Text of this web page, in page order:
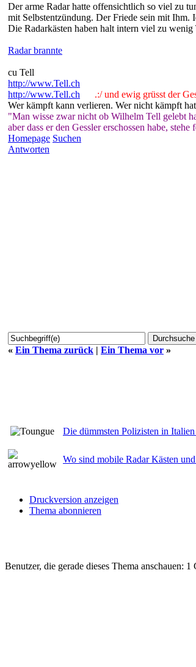
Der arme Radar hatte offensichtlich so viel zu
mit Selbstentzündung. Der Friede sein mit Ihm.
Die Radarkästen haben halt intern viel zu
Radar brannte
cu Tell
http://www.Tell.ch
http://www.Tell.ch
.:/ und ewig grüsst der
Wer kämpft kann verlieren. Wer nicht kämpft
"Man wisse zwar nicht ob Wilhelm Tell gelebt
aber dass er den Gessler erschossen habe,
Homepage Suchen
Antworten
« Ein Thema zurück | Ein Thema vor »
Die dümmsten Polizisten in
Wo sind mobile Radar Kästen
Druckversion anzeigen
Thema abonnieren
Benutzer, die gerade dieses Thema anschauen: 1